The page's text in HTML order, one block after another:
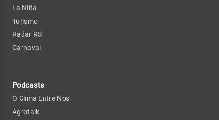
La Niña
Turismo
Radar RS
Carnaval
Podcasts
O Clima Entre Nós
Agrotalk